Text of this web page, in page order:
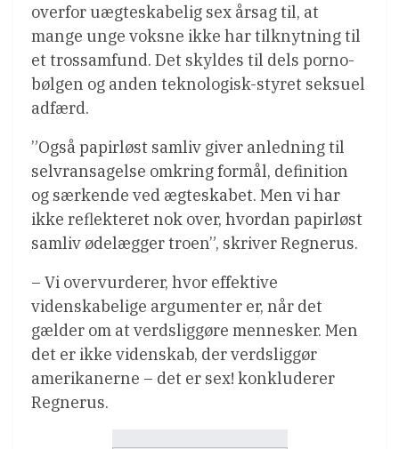
overfor uægteskabelig sex årsag til, at
mange unge voksne ikke har tilknytning til
et trossamfund. Det skyldes til dels porno-
bølgen og anden teknologisk-styret seksuel
adfærd.
”Også papirløst samliv giver anledning til
selvransagelse omkring formål, definition
og særkende ved ægteskabet. Men vi har
ikke reflekteret nok over, hvordan papirløst
samliv ødelægger troen”, skriver Regnerus.
– Vi overvurderer, hvor effektive
videnskabelige argumenter er, når det
gælder om at verdsliggøre mennesker. Men
det er ikke videnskab, der verdsliggør
amerikanerne – det er sex! konkluderer
Regnerus.